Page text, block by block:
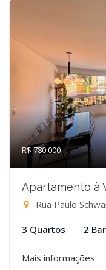
R$ 780.000
Apartamento à
Rua Paulo
3 Quartos 2
Mais informações